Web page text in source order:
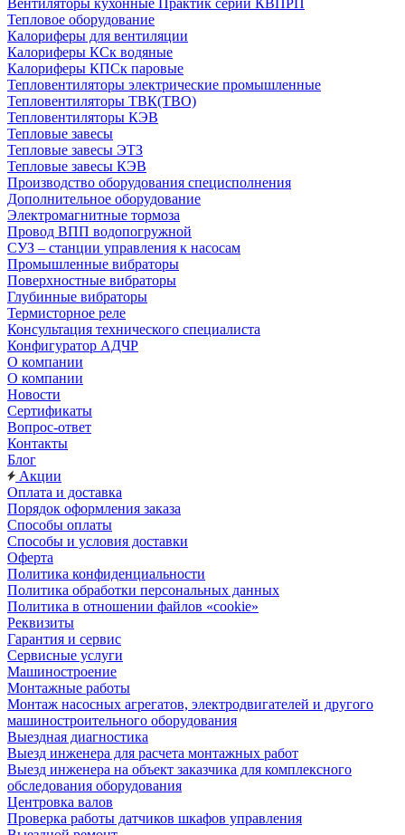
Вентиляторы кухонные Практик серии КВПРП
Тепловое оборудование
Калориферы для вентиляции
Калориферы КСк водяные
Калориферы КПСк паровые
Тепловентиляторы электрические промышленные
Тепловентиляторы ТВК(ТВО)
Тепловентиляторы КЭВ
Тепловые завесы
Тепловые завесы ЭТЗ
Тепловые завесы КЭВ
Производство оборудования специсполнения
Дополнительное оборудование
Электромагнитные тормоза
Провод ВПП водопогружной
СУЗ – станции управления к насосам
Промышленные вибраторы
Поверхностные вибраторы
Глубинные вибраторы
Термисторное реле
Консультация технического специалиста
Конфигуратор АДЧР
О компании
О компании
Новости
Сертификаты
Вопрос-ответ
Контакты
Блог
Акции
Оплата и доставка
Порядок оформления заказа
Способы оплаты
Способы и условия доставки
Оферта
Политика конфиденциальности
Политика обработки персональных данных
Политика в отношении файлов «cookie»
Реквизиты
Гарантия и сервис
Сервисные услуги
Машиностроение
Монтажные работы
Монтаж насосных агрегатов, электродвигателей и другого
машиностроительного оборудования
Выездная диагностика
Выезд инженера для расчета монтажных работ
Выезд инженера на объект заказчика для комплексного
обследования оборудования
Центровка валов
Проверка работы датчиков шкафов управления